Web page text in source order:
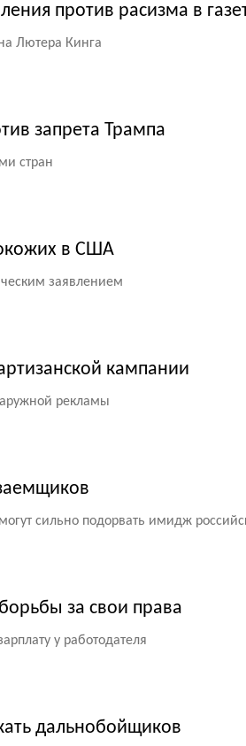
против расизма в
Лютера Кинга
запрета Трампа
стран
в США
заявлением
кампании
рекламы
сильно подорвать имидж
за свои права
у работодателя
дальнобойщиков